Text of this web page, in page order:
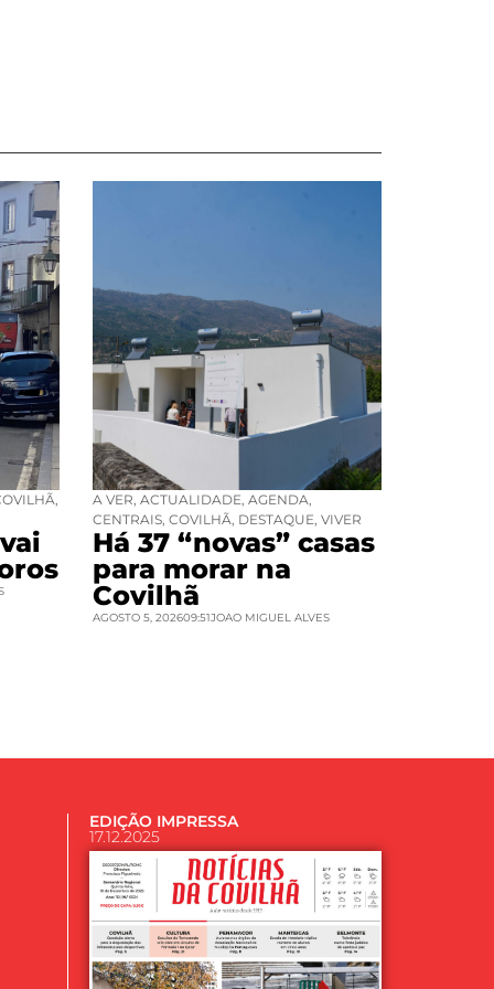
A VER ACTUALIDADE AGENDA
CENTRAIS, COVILHÃ DESTAQUE VIVER
Há 37 “novas” casas
para morar na
Covilhã
AGOSTO 5, 202609:51JOAO MIGUEL ALVES
EDIÇÃO IMPRESSA
17.12.2025